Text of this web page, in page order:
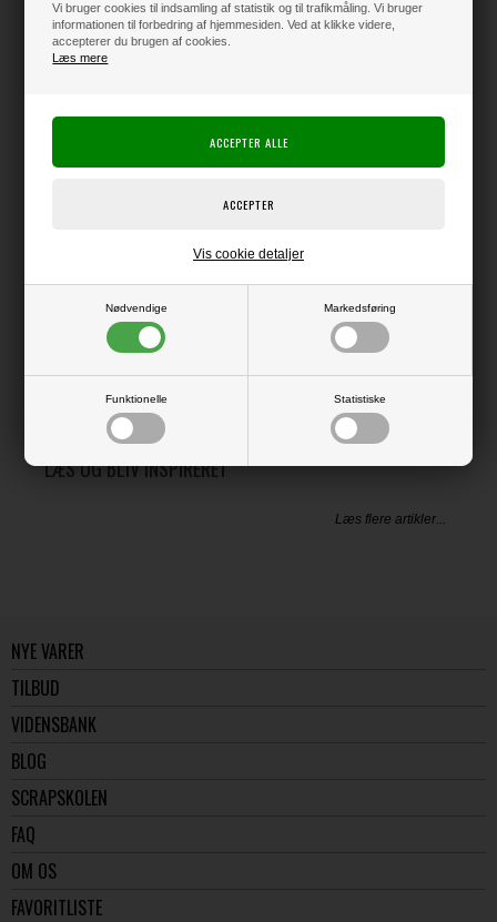
Vi bruger cookies til indsamling af statistik og til trafikmåling. Vi bruger
informationen til forbedring af hjemmesiden. Ved at klikke videre,
accepterer du brugen af cookies.
Læs mere
Nødvendige Markedsføring
Funktionelle Statistiske
Vis cookie detaljer
Folieark med en tynd metalbelægning, som kan overføres til f.eks. let
vha. varmelaminator til forskellige reagerende overflader (f.eks.
laserprint, toner sheets, Transfer gel eller forskellige medier).
Pakke med 12 ark i str. 6x6" (ca. 15 x 15 cm).
LÆS OG BLIV INSPIRERET
Læs flere artikler...
NYE VARER
TILBUD
VIDENSBANK
BLOG
SCRAPSKOLEN
FAQ
OM OS
FAVORITLISTE